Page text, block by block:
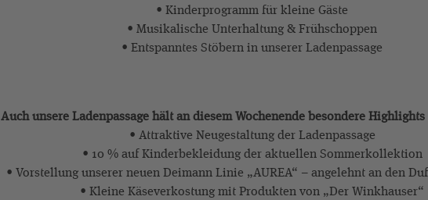
• Kinderprogramm für kleine Gäste
• Musikalische Unterhaltung & Frühschoppen
• Entspanntes Stöbern in unserer Ladenpassage
Auch unsere Ladenpassage hält an diesem Wochenende besondere
• Attraktive Neugestaltung der Ladenpassage
• 10 % auf Kinderbekleidung der aktuellen Sommerkollektion
• Vorstellung unserer neuen Deimann Linie „AUREA“ – angelehnt an den
• Kleine Käseverkostung mit Produkten von „Der Winkhauser“